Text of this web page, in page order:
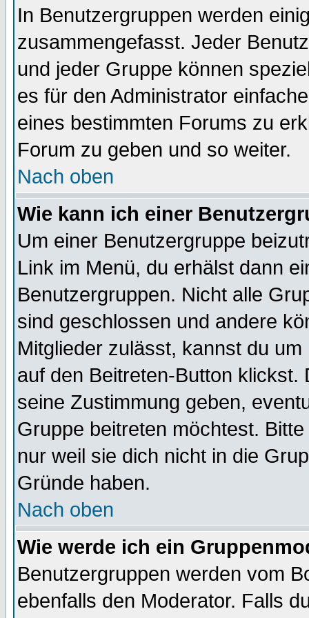
In Benutzergruppen werden
zusammengefasst. Jeder
und jeder Gruppe können
es für den Administrator
eines bestimmten Forums zu
Forum zu geben und so weiter.
Nach oben
Wie kann ich einer
Um einer Benutzergruppe
Link im Menü, du erhälst dann
Benutzergruppen. Nicht alle
sind geschlossen und andere
Mitglieder zulässt, kannst du
auf den Beitreten-Button
seine Zustimmung geben,
Gruppe beitreten möchtest.
nur weil sie dich nicht in die
Gründe haben.
Nach oben
Wie werde ich ein
Benutzergruppen werden vom
ebenfalls den Moderator. Falls